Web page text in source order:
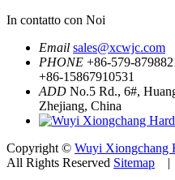
In contatto con Noi
Email sales@xcwjc.com
PHONE +86-579-
+86-15867910531
ADD No.5 Rd., 6#,
Zhejiang, China
Copyright © Wuyi Xiongchang
All Rights Reserved Sitemap